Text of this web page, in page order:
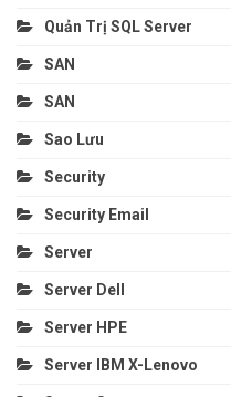
Quản Trị SQL Server
SAN
SAN
Sao Lưu
Security
Security Email
Server
Server Dell
Server HPE
Server IBM X-Lenovo